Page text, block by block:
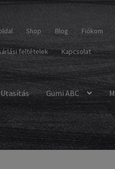
Shop Blog Fiókom
feltételek Kapcsolat
Utasítás Gumi ABC